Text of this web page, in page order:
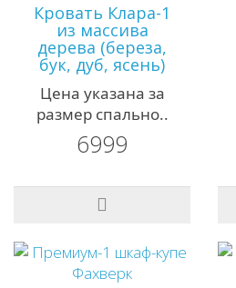
Кровать Клара-1
из массива
дерева (береза,
бук, дуб, ясень)
Цена указана за
размер спально..
6999